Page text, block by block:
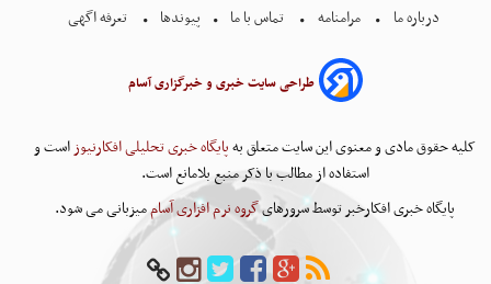
درباره ما مرامنامه تماس با ما پیوندها تعرفه اگهی
طراحی سایت خبری و خبرگزاری آسام
کلیه حقوق مادی و معنوی این سایت متعلق بهپایگاه خبری تحلیلی افکارنیوزاست و
استفاده از مطالب با ذکر منبع بلامانع است.
پایگاه خبری افکارخبر توسط سرورهایگروه نرم افزاری آساممیزبانی می شود.